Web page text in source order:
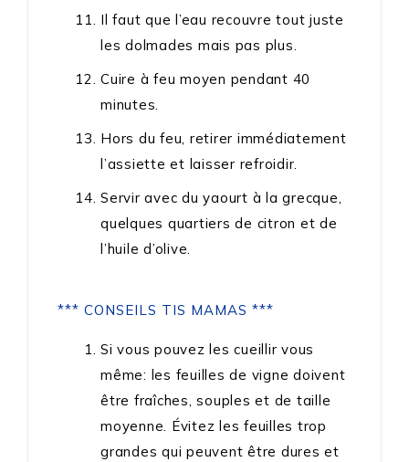
Il faut que l’eau recouvre tout juste
les dolmades mais pas plus.
Cuire à feu moyen pendant 40
minutes.
Hors du feu, retirer immédiatement
l’assiette et laisser refroidir.
Servir avec du yaourt à la grecque,
quelques quartiers de citron et de
l’huile d’olive.
*** CONSEILS TIS MAMAS ***
Si vous pouvez les cueillir vous
même: les feuilles de vigne doivent
être fraîches, souples et de taille
moyenne. Évitez les feuilles trop
grandes qui peuvent être dures et